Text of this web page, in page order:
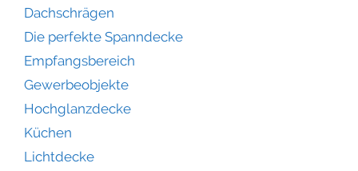
Dachschrägen
Die perfekte Spanndecke
Empfangsbereich
Gewerbeobjekte
Hochglanzdecke
Küchen
Lichtdecke